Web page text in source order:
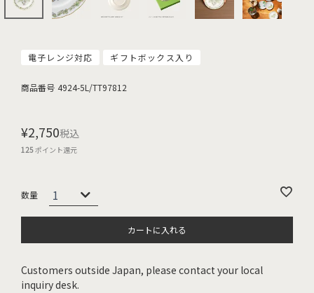
電子レンジ対応 ギフトボックス入り
商品番号 4924-5L/TT97812
¥2,750税込
125ポイント還元
カートに入れる
Customers outside Japan, please contact your local
inquiry desk.